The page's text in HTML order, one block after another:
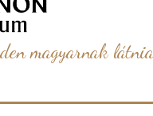
magyarnak látnia